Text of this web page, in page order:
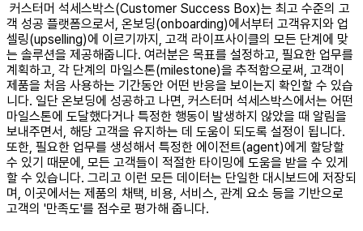
커스터머 석세스박스(Customer Success Box)는 최고 수준의 고
객 성공 플랫폼으로서, 온보딩(onboarding)에서부터 고객유지와 업
셀링(upselling)에 이르기까지, 고객 라이프사이클의 모든 단계에 맞
는 솔루션을 제공해줍니다. 여러분은 목표를 설정하고, 필요한 업무를
계획하고, 각 단계의 마일스톤(milestone)을 추적함으로써, 고객이
제품을 처음 사용하는 기간동안 어떤 반응을 보이는지 확인할 수 있습
니다. 일단 온보딩에 성공하고 나면, 커스터머 석세스박스에서는 어떤
마일스톤에 도달했다거나 특정한 행동이 발생하지 않았을 때 알림을
보내주면서, 해당 고객을 유지하는 데 도움이 되도록 설정이 됩니다.
또한, 필요한 업무를 생성해서 특정한 에이전트(agent)에게 할당할
수 있기 때문에, 모든 고객들이 적절한 타이밍에 도움을 받을 수 있게
할 수 있습니다. 그리고 이런 모든 데이터는 단일한 대시보드에 저장되
며, 이곳에서는 제품의 채택, 비용, 서비스, 관계 요소 등을 기반으로
고객의 '만족도'를 점수로 평가해 줍니다. ​